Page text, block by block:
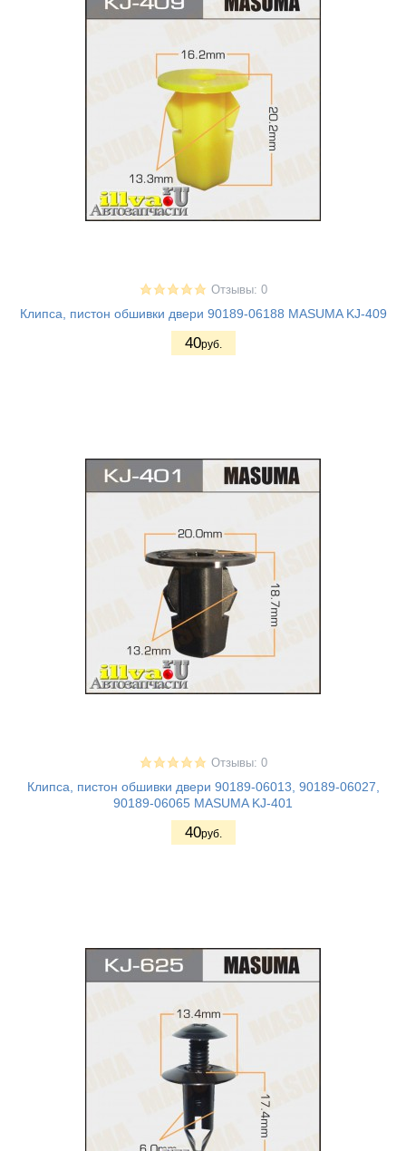
Отзывы: 0
Клипса, пистон обшивки двери 90189-06188 MASUMA KJ-409
40руб.
Отзывы: 0
Клипса, пистон обшивки двери 90189-06013, 90189-06027,
90189-06065 MASUMA KJ-401
40руб.